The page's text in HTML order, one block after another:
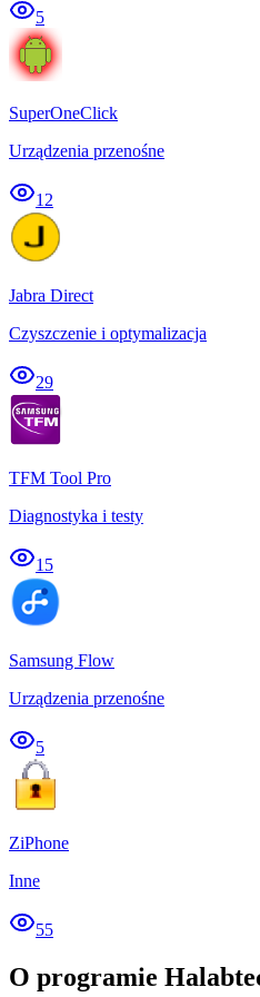
5
SuperOneClick
Urządzenia przenośne
12
Jabra Direct
Czyszczenie i optymalizacja
29
TFM Tool Pro
Diagnostyka i testy
15
Samsung Flow
Urządzenia przenośne
5
ZiPhone
Inne
55
O programie